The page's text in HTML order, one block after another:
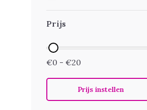
Prijs
€0 - €20
Prijs instellen